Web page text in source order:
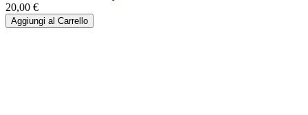
20,00 €
Aggiungi al Carrello